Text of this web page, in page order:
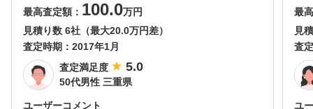
最高査定額： 100.0万円
見積り数 6社（最大20.0万円差）
査定時期： 2017年1月
査定満足度
5.0
50代男性 三重県
ユーザーコメント
最
見
査
ユ